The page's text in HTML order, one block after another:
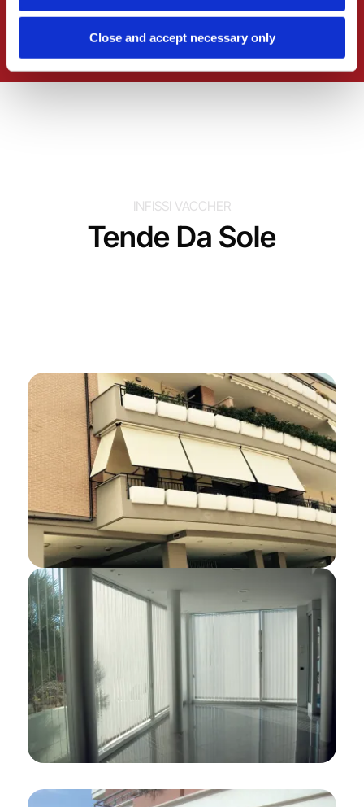
Close and accept necessary only
Scarica il Catalogo
Tende Da Sole
INFISSI VACCHER